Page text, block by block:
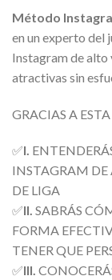
Método
en un experto del
Instagram de alto
atractivas sin
GRACIAS A
✅I.
INSTAGRAM DE
DE LIGA
✅II. SABRÁS
FORMA
TENER QUE
✅III.